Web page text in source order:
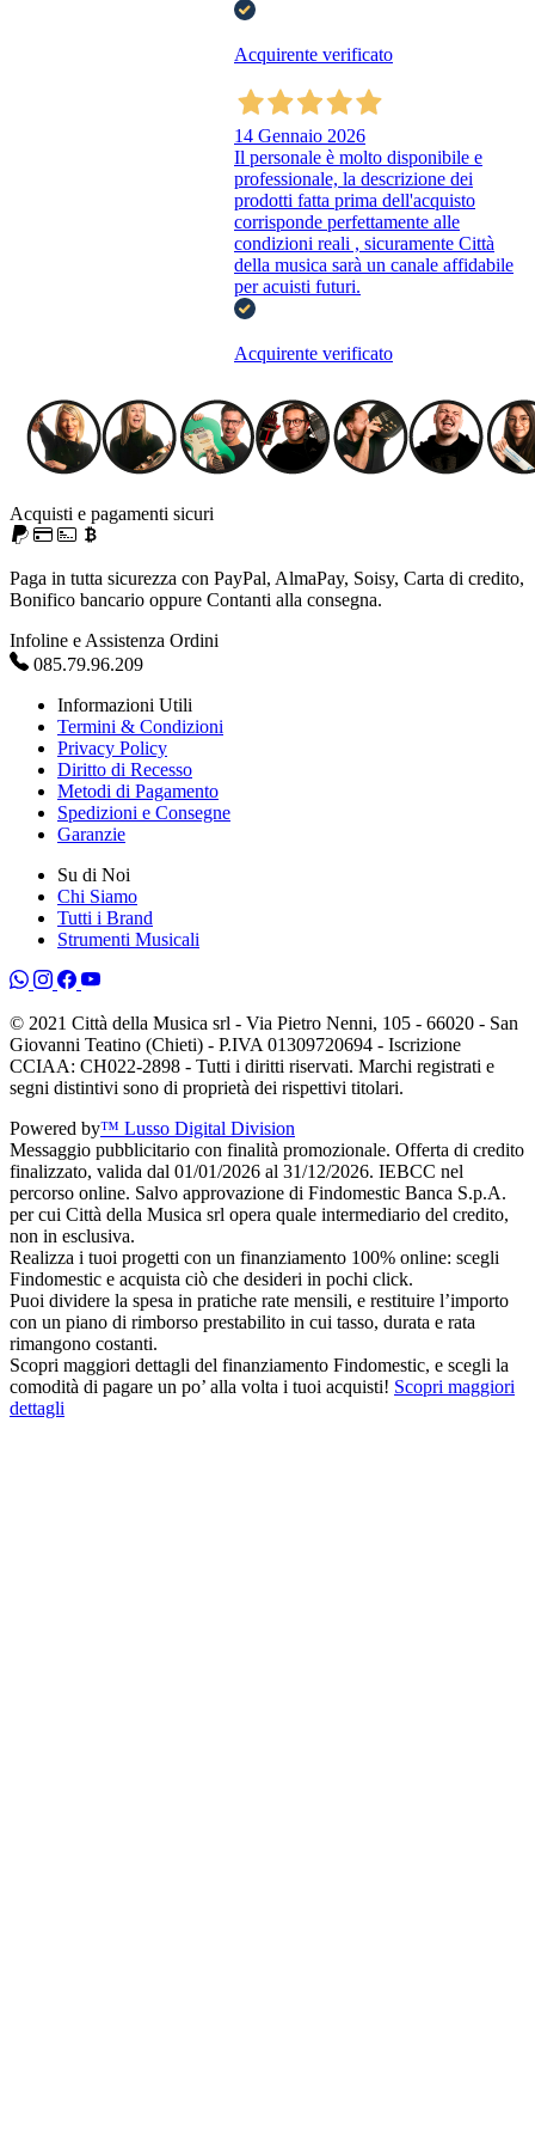
Acquirente verificato
14 Gennaio 2026
Il personale è molto disponibile e
professionale, la descrizione dei
prodotti fatta prima dell'acquisto
corrisponde perfettamente alle
condizioni reali , sicuramente Città
della musica sarà un canale affidabile
per acuisti futuri.
Acquirente verificato
Acquisti e pagamenti sicuri
Paga in tutta sicurezza con PayPal, AlmaPay, Soisy, Carta di credito,
Bonifico bancario oppure Contanti alla consegna.
Infoline e Assistenza Ordini
085.79.96.209
Informazioni Utili
Termini & Condizioni
Privacy Policy
Diritto di Recesso
Metodi di Pagamento
Spedizioni e Consegne
Garanzie
Su di Noi
Chi Siamo
Tutti i Brand
Strumenti Musicali
© 2021 Città della Musica srl - Via Pietro Nenni, 105 - 66020 - San
Giovanni Teatino (Chieti) - P.IVA 01309720694 - Iscrizione
CCIAA: CH022-2898 - Tutti i diritti riservati. Marchi registrati e
segni distintivi sono di proprietà dei rispettivi titolari.
Powered by™ Lusso Digital Division
Messaggio pubblicitario con finalità promozionale. Offerta di credito
finalizzato, valida dal 01/01/2026 al 31/12/2026. IEBCC nel
percorso online. Salvo approvazione di Findomestic Banca S.p.A.
per cui Città della Musica srl opera quale intermediario del credito,
non in esclusiva.
Realizza i tuoi progetti con un finanziamento 100% online: scegli
Findomestic e acquista ciò che desideri in pochi click.
Puoi dividere la spesa in pratiche rate mensili, e restituire l’importo
con un piano di rimborso prestabilito in cui tasso, durata e rata
rimangono costanti.
Scopri maggiori dettagli del finanziamento Findomestic, e scegli la
comodità di pagare un po’ alla volta i tuoi acquisti! Scopri maggiori
dettagli